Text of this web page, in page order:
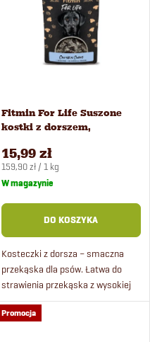
Fitmin For Life Suszone
kostki z dorszem,
15,99 zł
Cena
jednostkowa:
159,90 zł / 1 kg
W magazynie
DO KOSZYKA
Kosteczki z dorsza – smaczna
przekąska dla psów. Łatwa do
strawienia przekąska z wysokiej
jakości dorsza, pełna białka i
składników odżywczych.
Promocja